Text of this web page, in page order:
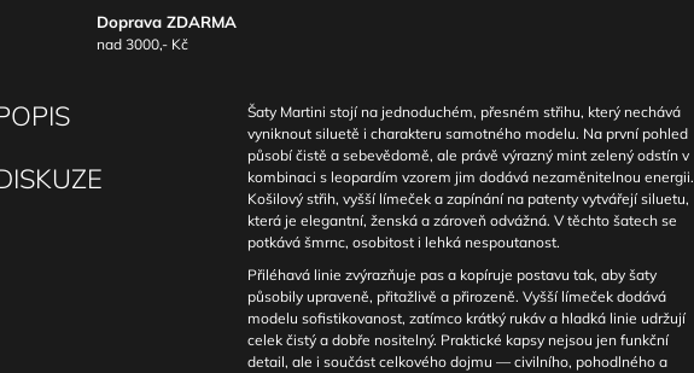
Doprava ZDARMA
nad 3000,- Kč
Šaty Martini stojí na jednoduchém, přesném střihu, který nechává
vyniknout siluetě i charakteru samotného modelu. Na první pohled
působí čistě a sebevědomě, ale právě výrazný mint zelený odstín v
kombinaci s leopardím vzorem jim dodává nezaměnitelnou energii.
Košilový střih, vyšší límeček a zapínání na patenty vytvářejí siluetu,
která je elegantní, ženská a zároveň odvážná. V těchto šatech se
potkává šmrnc, osobitost i lehká nespoutanost.
Přiléhavá linie zvýrazňuje pas a kopíruje postavu tak, aby šaty
působily upraveně, přitažlivě a přirozeně. Vyšší límeček dodává
modelu sofistikovanost, zatímco krátký rukáv a hladká linie udržují
celek čistý a dobře nositelný. Praktické kapsy nejsou jen funkční
detail, ale i součást celkového dojmu — civilního, pohodlného a